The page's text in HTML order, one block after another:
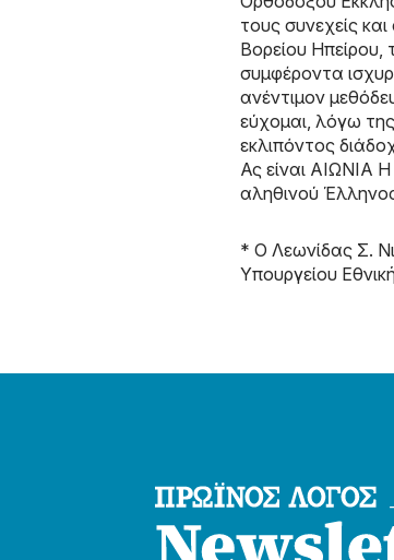
τους συνεχείς
Βορείου
συμφέροντα
ανέντιμον
εύχομαι, λόγω
εκλιπόντος
Ας είναι ΑΙΩΝΙΑ
αληθινού
* Ο Λεωνίδας Σ.
Υπουργείου